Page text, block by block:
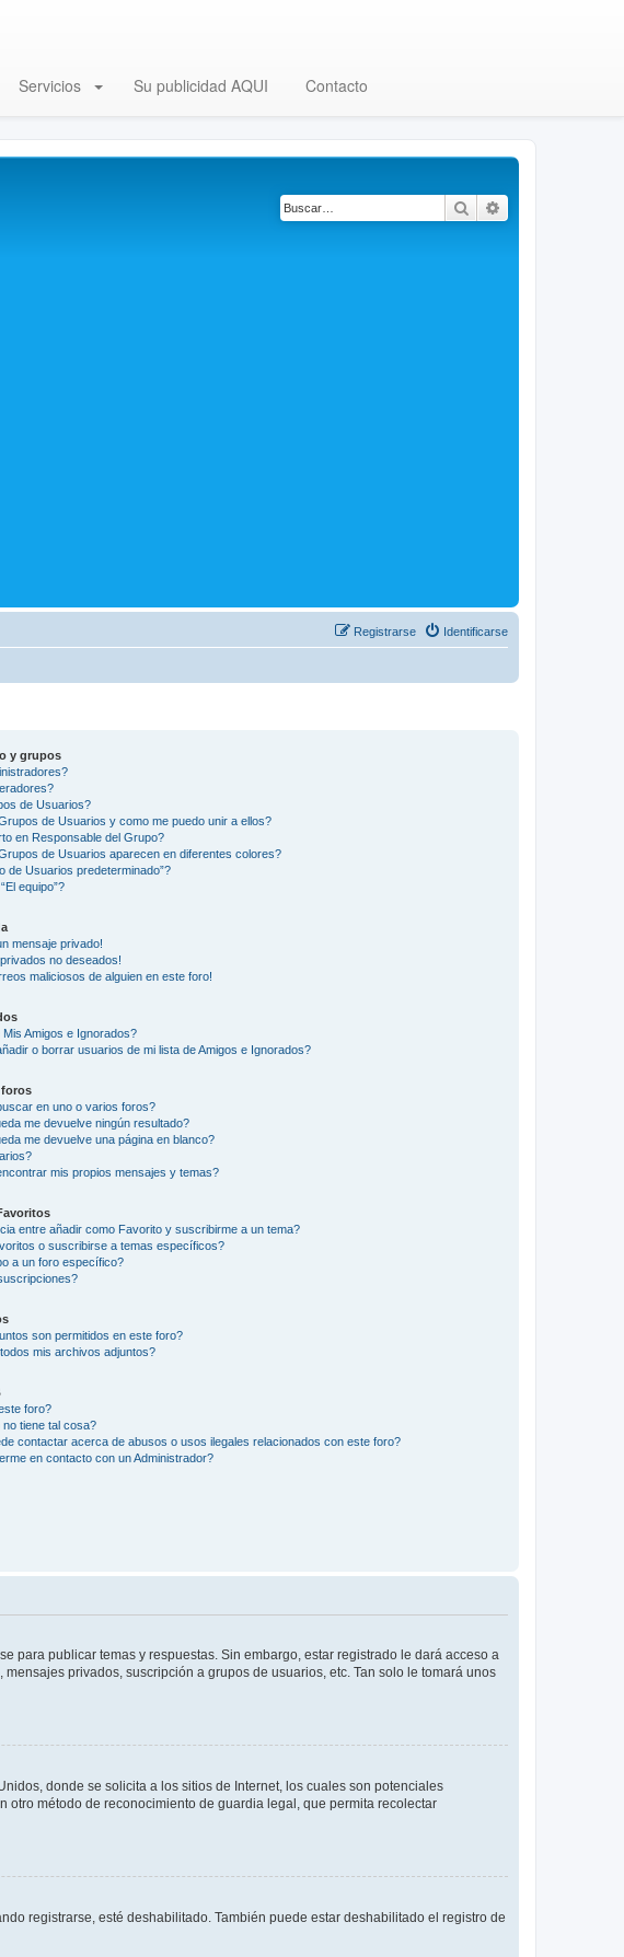
Servicios Su publicidad AQUI Contacto
Buscar
Identificarse
Registrarse
y grupos
de Usuarios?
de Usuarios y como me puedo unir a ellos?
en Responsable del Grupo?
de Usuarios aparecen en diferentes colores?
de Usuarios predeterminado”?
equipo”?
mensaje privado!
no deseados!
maliciosos de alguien en este foro!
Amigos e Ignorados?
o borrar usuarios de mi lista de Amigos e Ignorados?
foros
en uno o varios foros?
me devuelve ningún resultado?
me devuelve una página en blanco?
mis propios mensajes y temas?
entre añadir como Favorito y suscribirme a un tema?
o suscribirse a temas específicos?
a un foro específico?
son permitidos en este foro?
mis archivos adjuntos?
foro?
tiene tal cosa?
contactar acerca de abusos o usos ilegales relacionados con este foro?
en contacto con un Administrador?
para publicar temas y respuestas. Sin embargo, estar registrado le dará acceso a
privados, suscripción a grupos de usuarios, etc. Tan solo le tomará unos
donde se solicita a los sitios de Internet, los cuales son potenciales
método de reconocimiento de guardia legal, que permita recolectar
registrarse, esté deshabilitado. También puede estar deshabilitado el registro de